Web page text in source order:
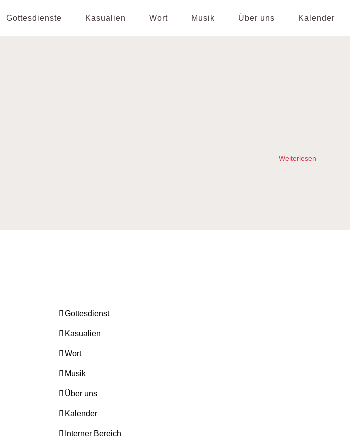
Gottesdienste Kasualien Wort Musik Über uns Kalender
Weiterlesen
Gottesdienst
Kasualien
Wort
Musik
Über uns
Kalender
Interner Bereich